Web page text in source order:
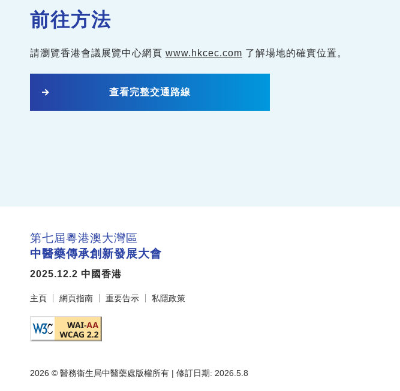
前往方法
請瀏覽香港會議展覽中心網⾴ www.hkcec.com 了解場地的確實位置。
查看完整交通路線
第七屆粵港澳大灣區
中醫藥傳承創新發展大會
2025.12.2 中國香港
主頁 網頁指南 重要告示 私隱政策
2026 © 醫務衞生局中醫藥處版權所有 | 修訂日期: 2026.5.8